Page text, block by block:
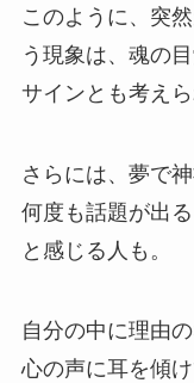
このように、突
う現象は、魂の
サインとも考えら
さらには、夢で
何度も話題が出
と感じる人も。
自分の中に理由
心の声に耳を傾